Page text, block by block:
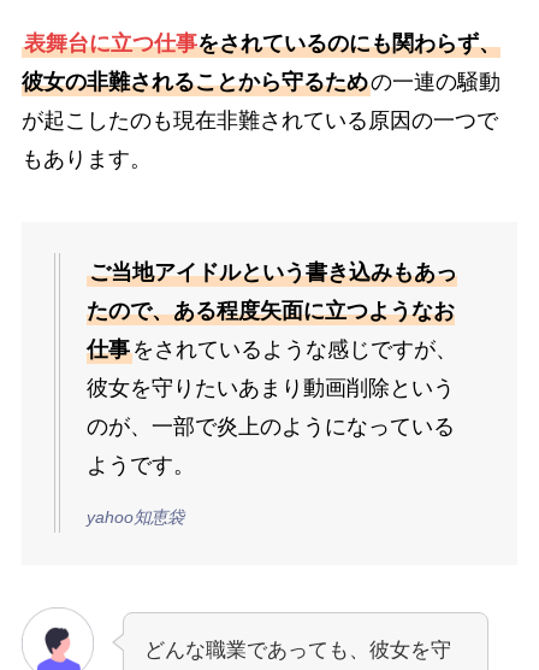
表舞台に立つ仕事をされているのにも関わらず、
彼女の非難されることから守るための一連の騒動
が起こしたのも現在非難されている原因の一つで
もあります。
ご当地アイドルという書き込みもあっ
たので、ある程度矢面に立つようなお
仕事をされているような感じですが、
彼女を守りたいあまり動画削除という
のが、一部で炎上のようになっている
ようです。
yahoo知恵袋
どんな職業であっても、彼女を守